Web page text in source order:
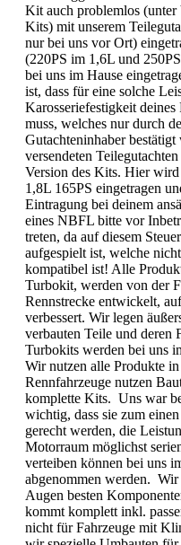
Kit auch problemlos (unter
Kits) mit unserem
nur bei uns vor Ort)
(220PS im 1,6L und
bei uns im Hause
ist, dass für eine solche
Karosseriefestigkeit deines
muss, welches nur durch
Gutachteninhaber
versendeten
Version des Kits. Hier
1,8L 165PS eingetragen
Eintragung bei deinem
eines NBFL bitte vor
treten, da auf diesem
aufgespielt ist, welche
kompatibel ist! Alle
Turbokit, werden von der
Rennstrecke entwickelt,
verbessert. Wir legen
verbauten Teile und
Turbokits werden bei uns
Wir nutzen alle Produkte
Rennfahrzeuge nutzen
komplette Kits. Uns war
wichtig, dass sie zum
gerecht werden, die
Motorraum möglichst
verteiben können bei uns
abgenommen werden.
Augen besten
kommt komplett inkl.
nicht für Fahrzeuge mit